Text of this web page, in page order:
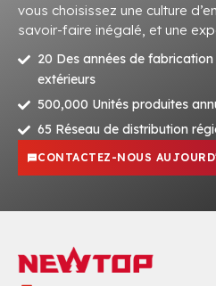
vous choisissez une culture
savoir-faire inégalé, et une
20 Des années de
extérieurs
500,000 Unités produites
65 Réseau de distribution
CONTACTEZ-NOUS